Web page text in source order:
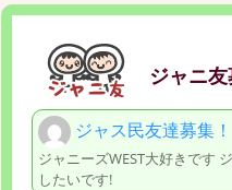
ジャニ
ジャス民友達募集！
ジャニーズWEST大好きです
したいです!